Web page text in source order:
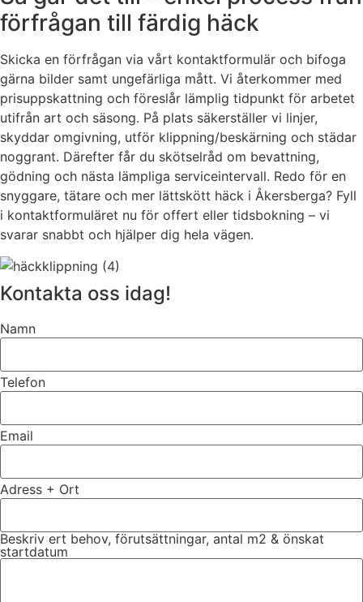
förfrågan till färdig häck
Skicka en förfrågan via vårt kontaktformulär och bifoga
gärna bilder samt ungefärliga mått. Vi återkommer med
prisuppskattning och föreslår lämplig tidpunkt för arbetet
utifrån art och säsong. På plats säkerställer vi linjer,
skyddar omgivning, utför klippning/beskärning och städar
noggrant. Därefter får du skötselråd om bevattning,
gödning och nästa lämpliga serviceintervall. Redo för en
snyggare, tätare och mer lättskött häck i Åkersberga? Fyll
i kontaktformuläret nu för offert eller tidsbokning – vi
svarar snabbt och hjälper dig hela vägen.
Kontakta oss idag!
Namn
Telefon
Email
Adress + Ort
Beskriv ert behov, förutsättningar, antal m2 & önskat
startdatum